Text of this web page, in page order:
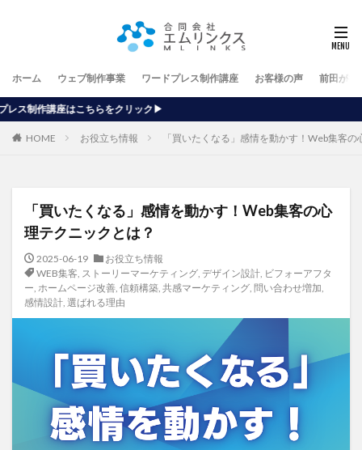
ホーム ウェブ制作事業 ワードプレス制作講座 お客様の声 前田が行
リック▶
HOME お役立ち情報 「買いたくなる」感情を動かす！Web集客
「買いたくなる」感情を動かす！Web集客の心
理テクニックとは？
2025-06-19
お役立ち情報
WEB集客, ストーリーマーケティング, デザイン設計, ビフォーアフタ
ー, ホームページ改善, 信頼構築, 共感マーケティング, 問い合わせ増加,
感情設計, 選ばれる理由